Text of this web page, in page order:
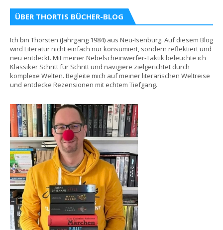
ÜBER THORTIS BÜCHER-BLOG
Ich bin Thorsten (Jahrgang 1984) aus Neu-Isenburg. Auf diesem Blog
wird Literatur nicht einfach nur konsumiert, sondern reflektiert und
neu entdeckt. Mit meiner Nebelscheinwerfer-Taktik beleuchte ich
Klassiker Schritt für Schritt und navigiere zielgerichtet durch
komplexe Welten. Begleite mich auf meiner literarischen Weltreise
und entdecke Rezensionen mit echtem Tiefgang.